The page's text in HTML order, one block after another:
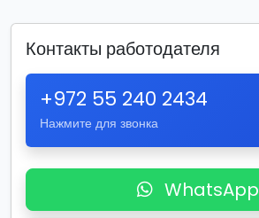
Контакты работодателя
+972 55 240 2434
Нажмите для звонка
WhatsApp